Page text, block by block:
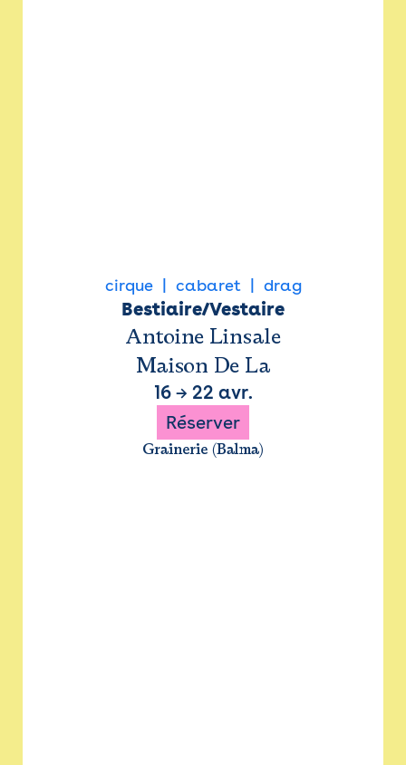
cirque cabaret drag
Bestiaire/Vestaire
Antoine Linsale
Maison De La
16→ 22 avr.
Réserver
Grainerie (Balma)